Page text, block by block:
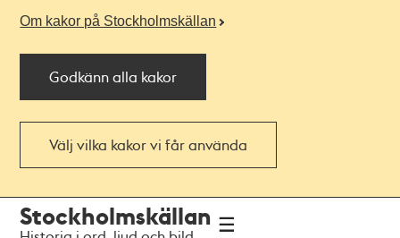
Om kakor på Stockholmskällan
Godkänn alla kakor
Välj vilka kakor vi får använda
navigationen
huvudinnehållet
Stockholmskällan